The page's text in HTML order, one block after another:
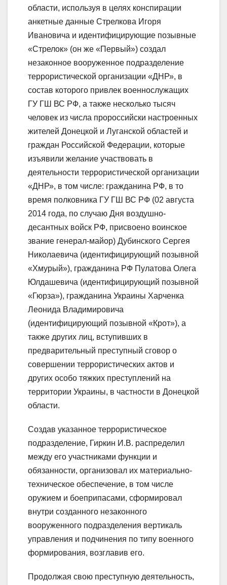
области, используя в целях конспирации
анкетные данные Стрелкова Игоря
Ивановича и идентифицирующие позывные
«Стрелок» (он же «Первый») создал
незаконное вооруженное подразделение
террористической организации «ДНР», в
состав которого привлек военнослужащих
ГУ ГШ ВС РФ, а также несколько тысяч
человек из числа пророссийски настроенных
жителей Донецкой и Луганской областей и
граждан Российской Федерации, которые
изъявили желание участвовать в
деятельности террористической организации
«ДНР», в том числе: гражданина РФ, в то
время полковника ГУ ГШ ВС РФ (02 августа
2014 года, по случаю Дня воздушно-
десантных войск РФ, присвоено воинское
звание генерал-майор) Дубинского Сергея
Николаевича (идентифицирующий позывной
«Хмурый»), гражданина РФ Пулатова Олега
Юлдашевича (идентифицирующий позывной
«Гюрза»), гражданина Украины Харченка
Леонида Владимировича
(идентифицирующий позывной «Крот»), а
также других лиц, вступивших в
предварительный преступный сговор о
совершении террористических актов и
других особо тяжких преступлений на
территории Украины, в частности в Донецкой
области.
Создав указанное террористическое
подразделение, Гиркин И.В. распределил
между его участниками функции и
обязанности, организовал их материально-
техническое обеспечение, в том числе
оружием и боеприпасами, сформировал
внутри созданного незаконного
вооруженного подразделения вертикаль
управления и подчинения по типу военного
формирования, возглавив его.
Продолжая свою преступную деятельность,